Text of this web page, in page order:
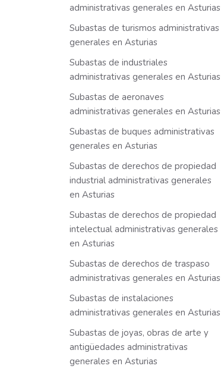
administrativas generales en Asturias
Subastas de turismos administrativas
generales en Asturias
Subastas de industriales
administrativas generales en Asturias
Subastas de aeronaves
administrativas generales en Asturias
Subastas de buques administrativas
generales en Asturias
Subastas de derechos de propiedad
industrial administrativas generales
en Asturias
Subastas de derechos de propiedad
intelectual administrativas generales
en Asturias
Subastas de derechos de traspaso
administrativas generales en Asturias
Subastas de instalaciones
administrativas generales en Asturias
Subastas de joyas, obras de arte y
antigüedades administrativas
generales en Asturias